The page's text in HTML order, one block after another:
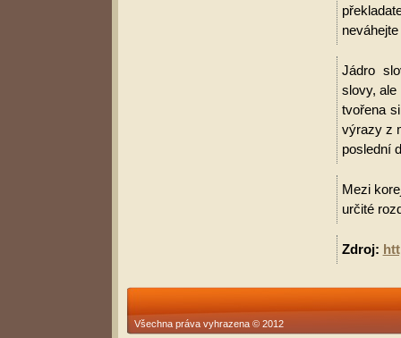
Jádro
slovy, ale
tvořena
výrazy z
poslední
Mezi
určité
Zdroj:
Všechna práva vyhrazena © 2012